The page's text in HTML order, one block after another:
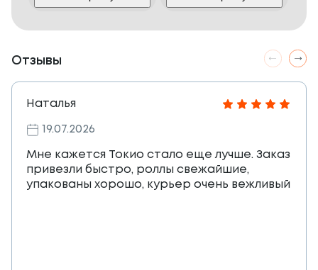
Отзывы
Наталья
19.07.2026
Мне кажется Токио стало еще лучше. Заказ
привезли быстро, роллы свежайшие,
упакованы хорошо, курьер очень вежливый